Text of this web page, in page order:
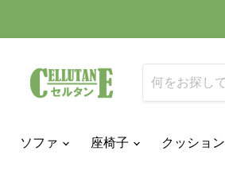
ソファ 座椅子 クッション